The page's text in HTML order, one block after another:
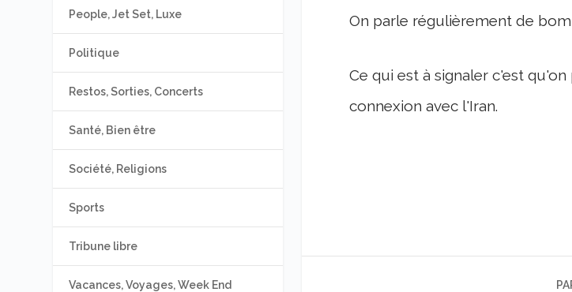
On parle régulièrement de
Ce qui est à signaler c'est
connexion avec l'Iran.
People, Jet Set, Luxe
Politique
Restos, Sorties, Concerts
Santé, Bien être
Société, Religions
Sports
Tribune libre
Vacances, Voyages, Week End